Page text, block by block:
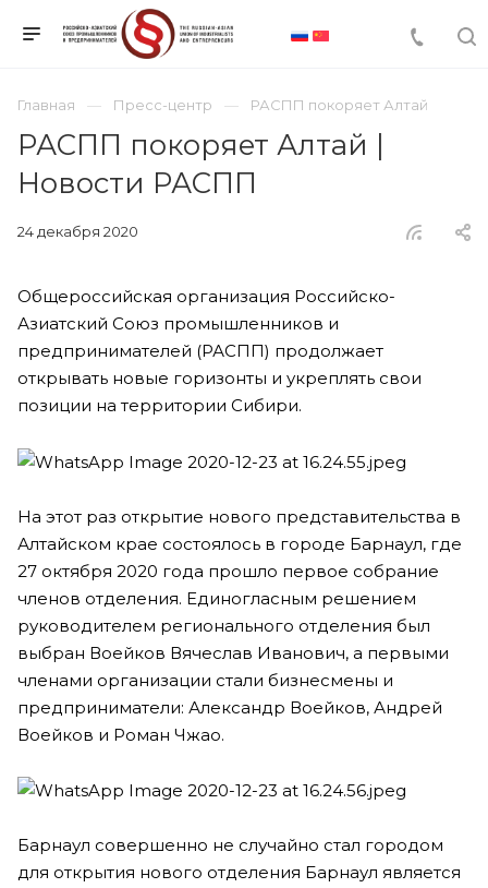
Главная Пресс-центр РАСПП покоряет Алтай
РАСПП покоряет Алтай |
Новости РАСПП
24 декабря 2020
Общероссийская организация Российско-
Азиатский Союз промышленников и
предпринимателей (РАСПП) продолжает
открывать новые горизонты и укреплять свои
позиции на территории Сибири.
На этот раз открытие нового представительства в
Алтайском крае состоялось в городе Барнаул, где
27 октября 2020 года прошло первое собрание
членов отделения. Единогласным решением
руководителем регионального отделения был
выбран Воейков Вячеслав Иванович, а первыми
членами организации стали бизнесмены и
предприниматели: Александр Воейков, Андрей
Воейков и Роман Чжао.
Барнаул совершенно не случайно стал городом
для открытия нового отделения Барнаул является